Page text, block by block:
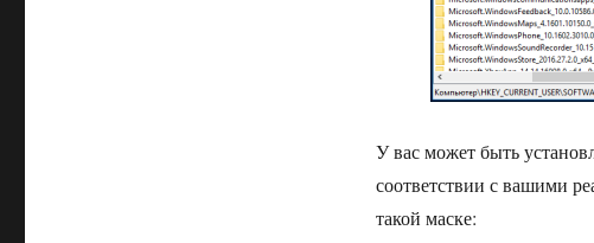
У вас может быть
соответствии с вашими
такой маске: